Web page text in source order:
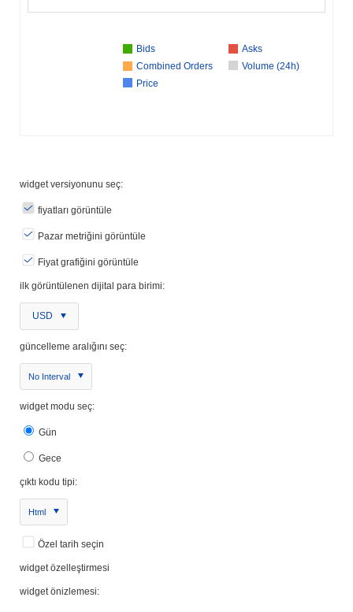
Bids
Asks
Combined Orders
Volume (24h)
Price
widget versiyonunu seç:
fiyatları görüntüle
Pazar metriğini görüntüle
Fiyat grafiğini görüntüle
ilk görüntülenen dijital para birimi:
USD
güncelleme aralığını seç:
No Interval
widget modu seç:
Gün
Gece
çıktı kodu tipi:
Html
Özel tarih seçin
widget özelleştirmesi
widget önizlemesi: